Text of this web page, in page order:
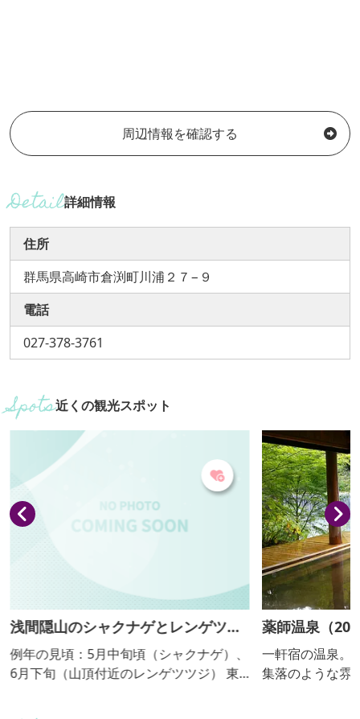
周辺情報を確認する
詳細情報
住所
群馬県高崎市倉渕町川浦２７−９
電話
027-378-3761
近くの観光スポット
浅間隠山のシャクナゲとレンゲツツ
ジ
例年の見頃：5月中旬頃（シャクナゲ）、
6月下旬（山頂付近のレンゲツツジ） 東
薬師温泉（
て、一時休館
一軒宿の温泉。
集落のような雰